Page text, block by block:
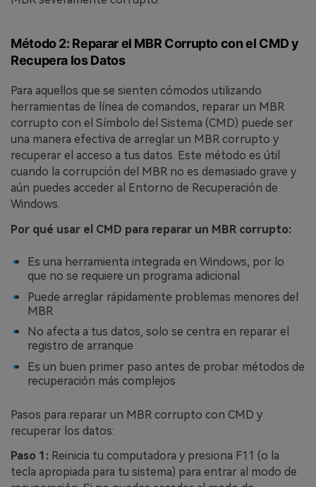
Método 2: Reparar el MBR Corrupto con el CMD y
Recupera los Datos
󠀰Para aquellos que se sienten cómodos utilizando
herramientas de línea de comandos, reparar un MBR
corrupto con el Símbolo del Sistema (CMD) puede ser
una manera efectiva de arreglar un MBR corrupto y
recuperar el acceso a tus datos.󠀲󠀡󠀩󠀣󠀡󠀩󠀣󠀢󠀡󠀳󠀰 Este método es útil
cuando la corrupción del MBR no es demasiado grave y
aún puedes acceder al Entorno de Recuperación de
Windows.󠀲󠀡󠀩󠀣󠀡󠀩󠀣󠀢󠀢󠀳
Por qué usar el CMD para reparar un MBR corrupto:󠀲󠀡󠀩󠀣󠀡󠀩󠀣󠀢󠀣󠀳
Es una herramienta integrada en Windows, por lo
que no se requiere un programa adicional
Puede arreglar rápidamente problemas menores del
MBR
No afecta a tus datos, solo se centra en reparar el
registro de arranque
Es un buen primer paso antes de probar métodos de
recuperación más complejos
Pasos para reparar un MBR corrupto con CMD y
recuperar los datos:󠀲󠀡󠀩󠀣󠀡󠀩󠀣󠀢󠀨󠀳
Paso 1: Reinicia tu computadora y presiona F11 (o la
tecla apropiada para tu sistema) para entrar al modo de